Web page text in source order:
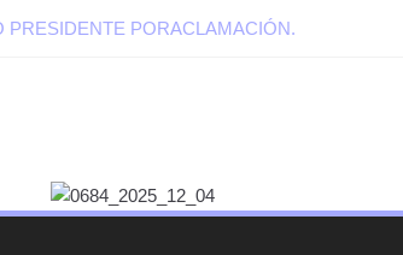
PRESIDENTE PORACLAMACIÓN.